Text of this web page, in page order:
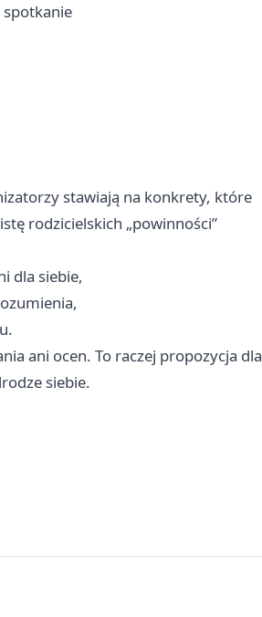
spotkanie
stawiają na konkrety, które
rodzicielskich „powinności”
dla siebie,
ani ocen. To raczej propozycja dla
siebie.